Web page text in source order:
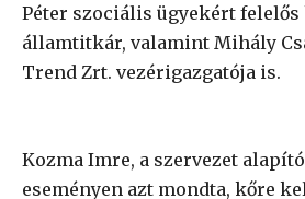
Péter szociális ügyekért felelős
államtitkár, valamint Mihály
Trend Zrt. vezérigazgatója is.
Kozma Imre, a szervezet
eseményen azt mondta, kőre